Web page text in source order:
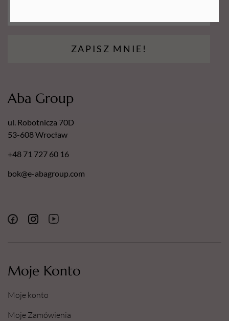
ZAPISZ MNIE!
Moje Konto
Moje konto
Moje Zamówienia
Aba Group
ul. Robotnicza 70D
53-608 Wrocław
+48 71 727 60 16
bok@e-abagroup.com